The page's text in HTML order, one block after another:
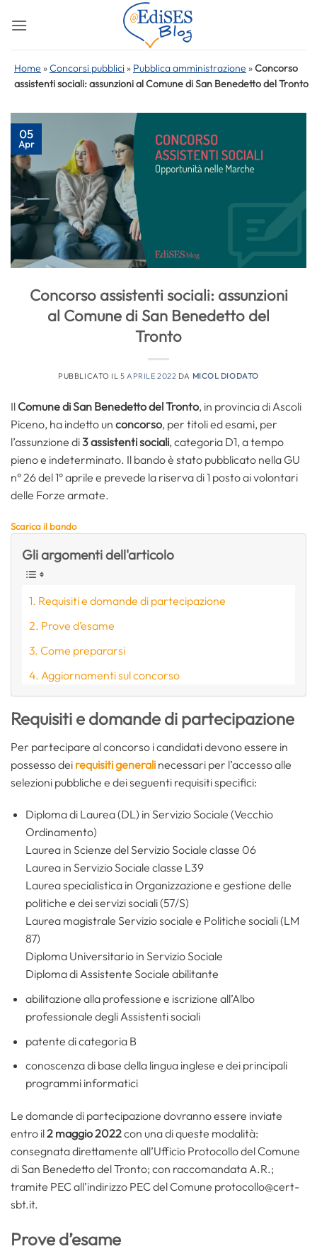
Home »Concorsi pubblici » Pubblica amministrazione »Concorso
assistenti sociali: assunzioni al Comune di San Benedetto del Tronto
05
Apr
Concorso assistenti sociali: assunzioni
al Comune di San Benedetto del
Tronto
PUBBLICATO IL5 APRILE 2022 DA MICOL DIODATO
Il Comune di San Benedetto del Tronto, in provincia di Ascoli
Piceno, ha indetto un concorso, per titoli ed esami, per
l’assunzione di3 assistenti sociali, categoria D1, a tempo
pieno e indeterminato. Il bando è stato pubblicato nella GU
n° 26 del 1° aprile e prevede la riserva di 1 posto ai volontari
delle Forze armate.
Scarica il bando
Gli argomenti dell'articolo
Requisiti e domande di partecipazione
Prove d’esame
Come prepararsi
Aggiornamenti sul concorso
Requisiti e domande di partecipazione
Per partecipare al concorso i candidati devono essere in
possesso dei requisiti generali necessari per l’accesso alle
selezioni pubbliche e dei seguenti requisiti specifici:
Diploma di Laurea (DL) in Servizio Sociale (Vecchio
Ordinamento)
Laurea in Scienze del Servizio Sociale classe 06
Laurea in Servizio Sociale classe L39
Laurea specialistica in Organizzazione e gestione delle
politiche e dei servizi sociali (57/S)
Laurea magistrale Servizio sociale e Politiche sociali (LM
87)
Diploma Universitario in Servizio Sociale
Diploma di Assistente Sociale abilitante
abilitazione alla professione e iscrizione all’Albo
professionale degli Assistenti sociali
patente di categoria B
conoscenza di base della lingua inglese e dei principali
programmi informatici
Le domande di partecipazione dovranno essere inviate
entro il2 maggio 2022con una di queste modalità:
consegnata direttamente all’Ufficio Protocollo del Comune
di San Benedetto del Tronto; con raccomandata A.R.;
tramite PEC all’indirizzo PEC del Comune protocollo@cert-
sbt.it.
Prove d’esame